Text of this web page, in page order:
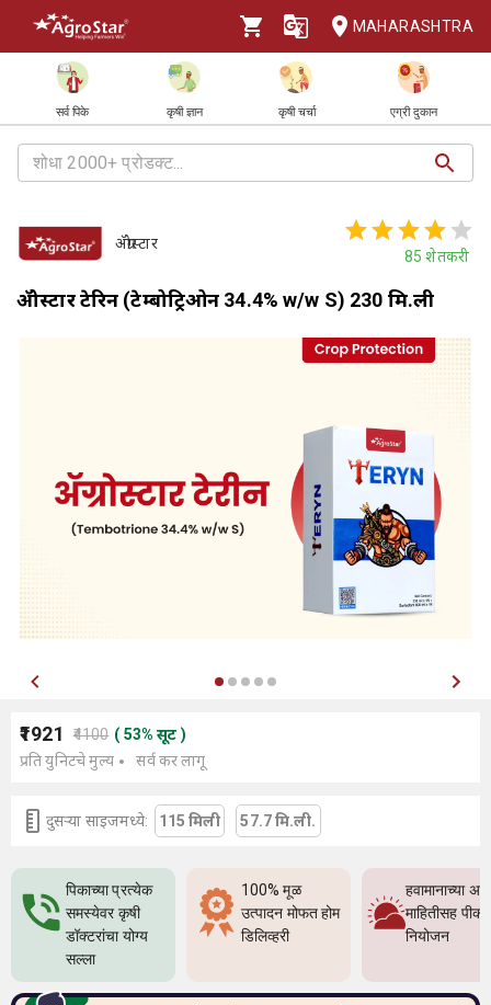
MAHARASHTRA
सर्व पिके कृषी ज्ञान कृषी चर्चा एग्री दुकान
ॲग्रोस्टार
85 शेतकरी
ॲग्रोस्टार टेरिन (टेम्बोट्रिओन 34.4% w/w S) 230 मि.ली
₹1921 ₹4100 ( 53% सूट )
प्रति युनिटचे मुल्य
सर्व कर लागू
दुसर्‍या साइजमध्ये: 115 मिली 57.7 मि.ली.
पिकाच्या प्रत्येक
समस्येवर कृषी
डॉक्टरांचा योग्य
सल्ला
100% मूळ
उत्पादन मोफत होम
डिलिव्हरी
हवामानाच्या
माहितीसह पीक
नियोजन